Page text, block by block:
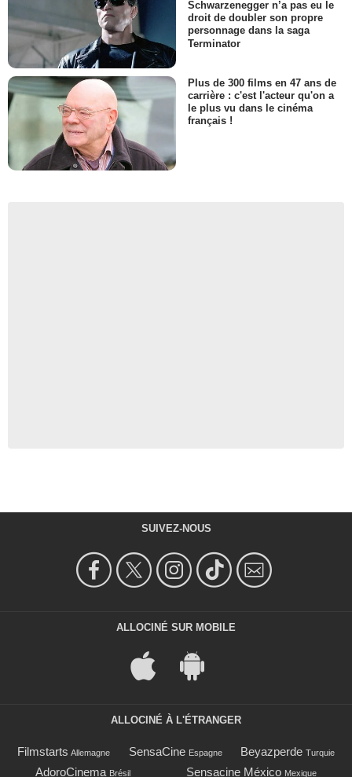
Schwarzenegger n’a pas eu le
droit de doubler son propre
personnage dans la saga
Terminator
Plus de 300 films en 47 ans de
carrière : c'est l'acteur qu'on a
le plus vu dans le cinéma
français !
SUIVEZ-NOUS
ALLOCINÉ SUR MOBILE
ALLOCINÉ À L'ÉTRANGER
Filmstarts Allemagne SensaCine Espagne Beyazperde Turquie
AdoroCinema Brésil Sensacine México Mexique